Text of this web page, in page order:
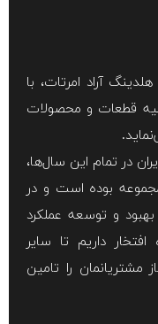
آراد امرتات، با
قطعات و محصولات
در تمام این سال‌ها،
بوده است و در
و توسعه عملکرد
داریم تا سایر
را تامین